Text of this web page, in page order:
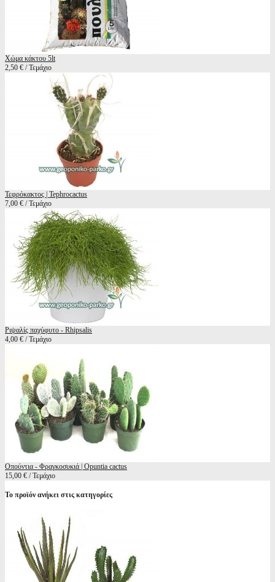
Χώμα κάκτου 5lt
2,50 € / Τεμάχιο
Τεφρόκακτος | Tephrocactus
7,00 € / Τεμάχιο
Ριψαλίς παχύφυτο - Rhipsalis
4,00 € / Τεμάχιο
Οπούντια - Φραγκοσυκιά | Opuntia cactus
15,00 € / Τεμάχιο
Το προϊόν ανήκει στις κατηγορίες